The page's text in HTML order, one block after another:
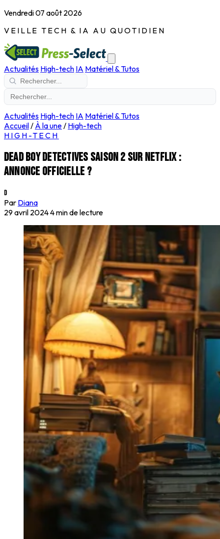
Vendredi 07 août 2026
VEILLE TECH & IA AU QUOTIDIEN
Actualités High-tech IA Matériel & Tutos
Actualités High-tech IA Matériel & Tutos
Accueil/ À la une/ High-tech
HIGH-TECH
Dead Boy Detectives saison 2 sur Netflix :
annonce officielle ?
D
Par Diana
29 avril 20244 min de lecture